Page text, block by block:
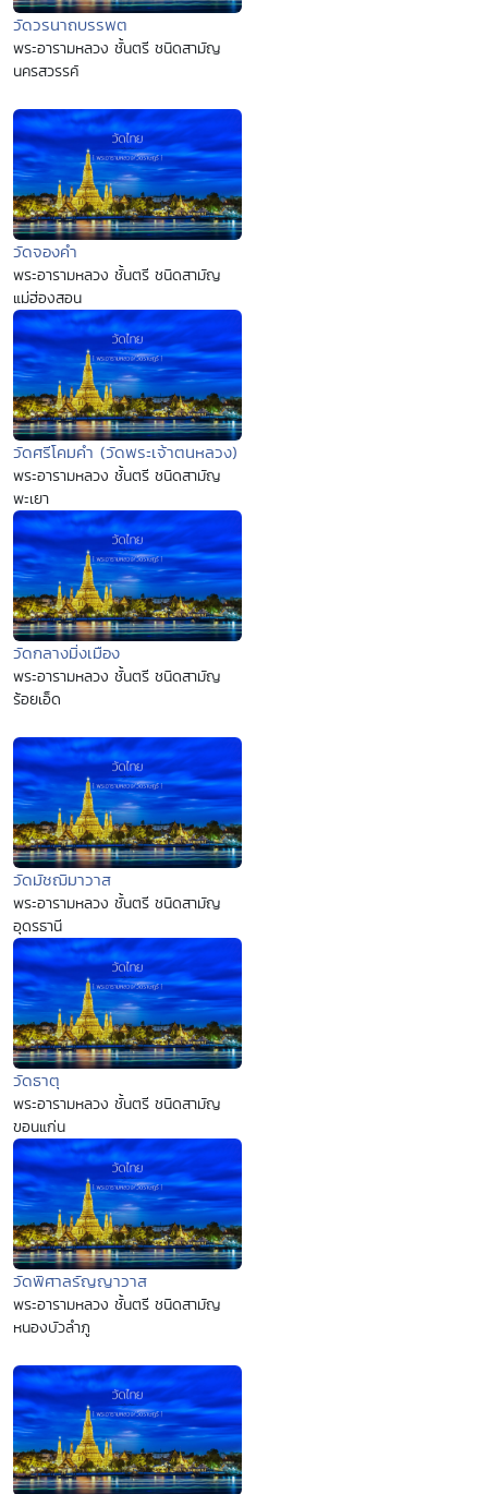
วัดวรนาถบรรพต
พระอารามหลวง ชั้นตรี ชนิดสามัญ
นครสวรรค์
วัดจองคำ
พระอารามหลวง ชั้นตรี ชนิดสามัญ
แม่ฮ่องสอน
วัดศรีโคมคำ (วัดพระเจ้าตนหลวง)
พระอารามหลวง ชั้นตรี ชนิดสามัญ
พะเยา
วัดกลางมิ่งเมือง
พระอารามหลวง ชั้นตรี ชนิดสามัญ
ร้อยเอ็ด
วัดมัชฌิมาวาส
พระอารามหลวง ชั้นตรี ชนิดสามัญ
อุดรธานี
วัดธาตุ
พระอารามหลวง ชั้นตรี ชนิดสามัญ
ขอนแก่น
วัดพิศาลรัญญาวาส
พระอารามหลวง ชั้นตรี ชนิดสามัญ
หนองบัวลำภู